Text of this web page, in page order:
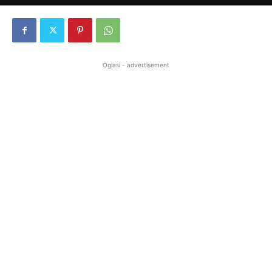
Oglasi - advertisement